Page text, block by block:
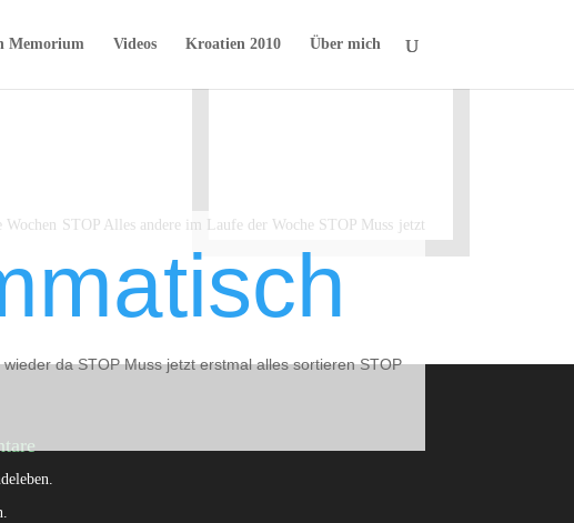
Memorium Videos Kroatien 2010 Über mich
da STOP Muss jetzt erstmal alles sortieren STOP
STOP Alles andere im Laufe der Woche STOP Muss jetzt